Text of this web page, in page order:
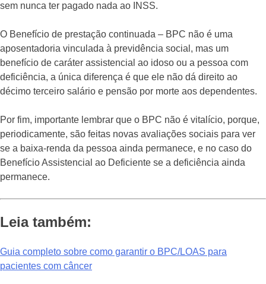
sem nunca ter pagado nada ao INSS.
O Benefício de prestação continuada – BPC não é uma
aposentadoria vinculada à previdência social, mas um
benefício de caráter assistencial ao idoso ou a pessoa com
deficiência, a única diferença é que ele não dá direito ao
décimo terceiro salário e pensão por morte aos dependentes.
Por fim, importante lembrar que o BPC não é vitalício, porque,
periodicamente, são feitas novas avaliações sociais para ver
se a baixa-renda da pessoa ainda permanece, e no caso do
Benefício Assistencial ao Deficiente se a deficiência ainda
permanece.
Leia também:
Guia completo sobre como garantir o BPC/LOAS para
pacientes com câncer